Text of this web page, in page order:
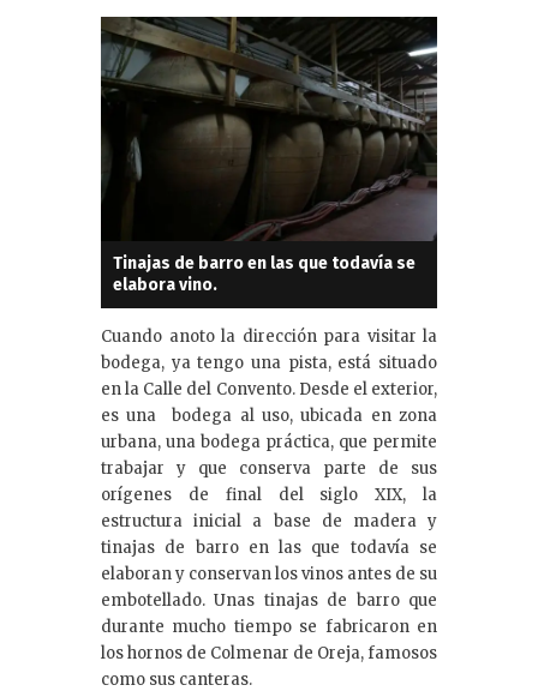
Tinajas de barro en las que todavía se
elabora vino.
Cuando anoto la dirección para visitar la
bodega, ya tengo una pista, está situado
en la Calle del Convento. Desde el exterior,
es una bodega al uso, ubicada en zona
urbana, una bodega práctica, que permite
trabajar y que conserva parte de sus
orígenes de final del siglo XIX, la
estructura inicial a base de madera y
tinajas de barro en las que todavía se
elaboran y conservan los vinos antes de su
embotellado. Unas tinajas de barro que
durante mucho tiempo se fabricaron en
los hornos de Colmenar de Oreja, famosos
como sus canteras.